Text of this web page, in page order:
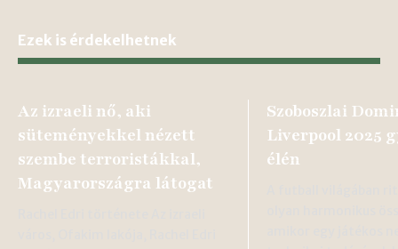
Ezek is érdekelhetnek
Az izraeli nő, aki
süteményekkel nézett
szembe terroristákkal,
Magyarországra látogat
Szoboszlai
Liverpool 2025
élén